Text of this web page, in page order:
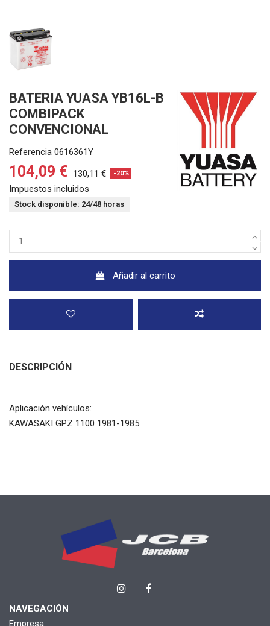
BATERIA YUASA YB16L-B
COMBIPACK
CONVENCIONAL
Referencia 0616361Y
104,09 € 130,11 € -20%
Impuestos incluidos
Stock disponible: 24/48 horas
Añadir al carrito
DESCRIPCIÓN
Aplicación vehículos:
KAWASAKI GPZ 1100 1981-1985
NAVEGACIÓN